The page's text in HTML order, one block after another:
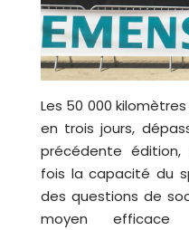
Les 50 000
en trois jours,
précédente
fois la capacité du
des questions de
moyen